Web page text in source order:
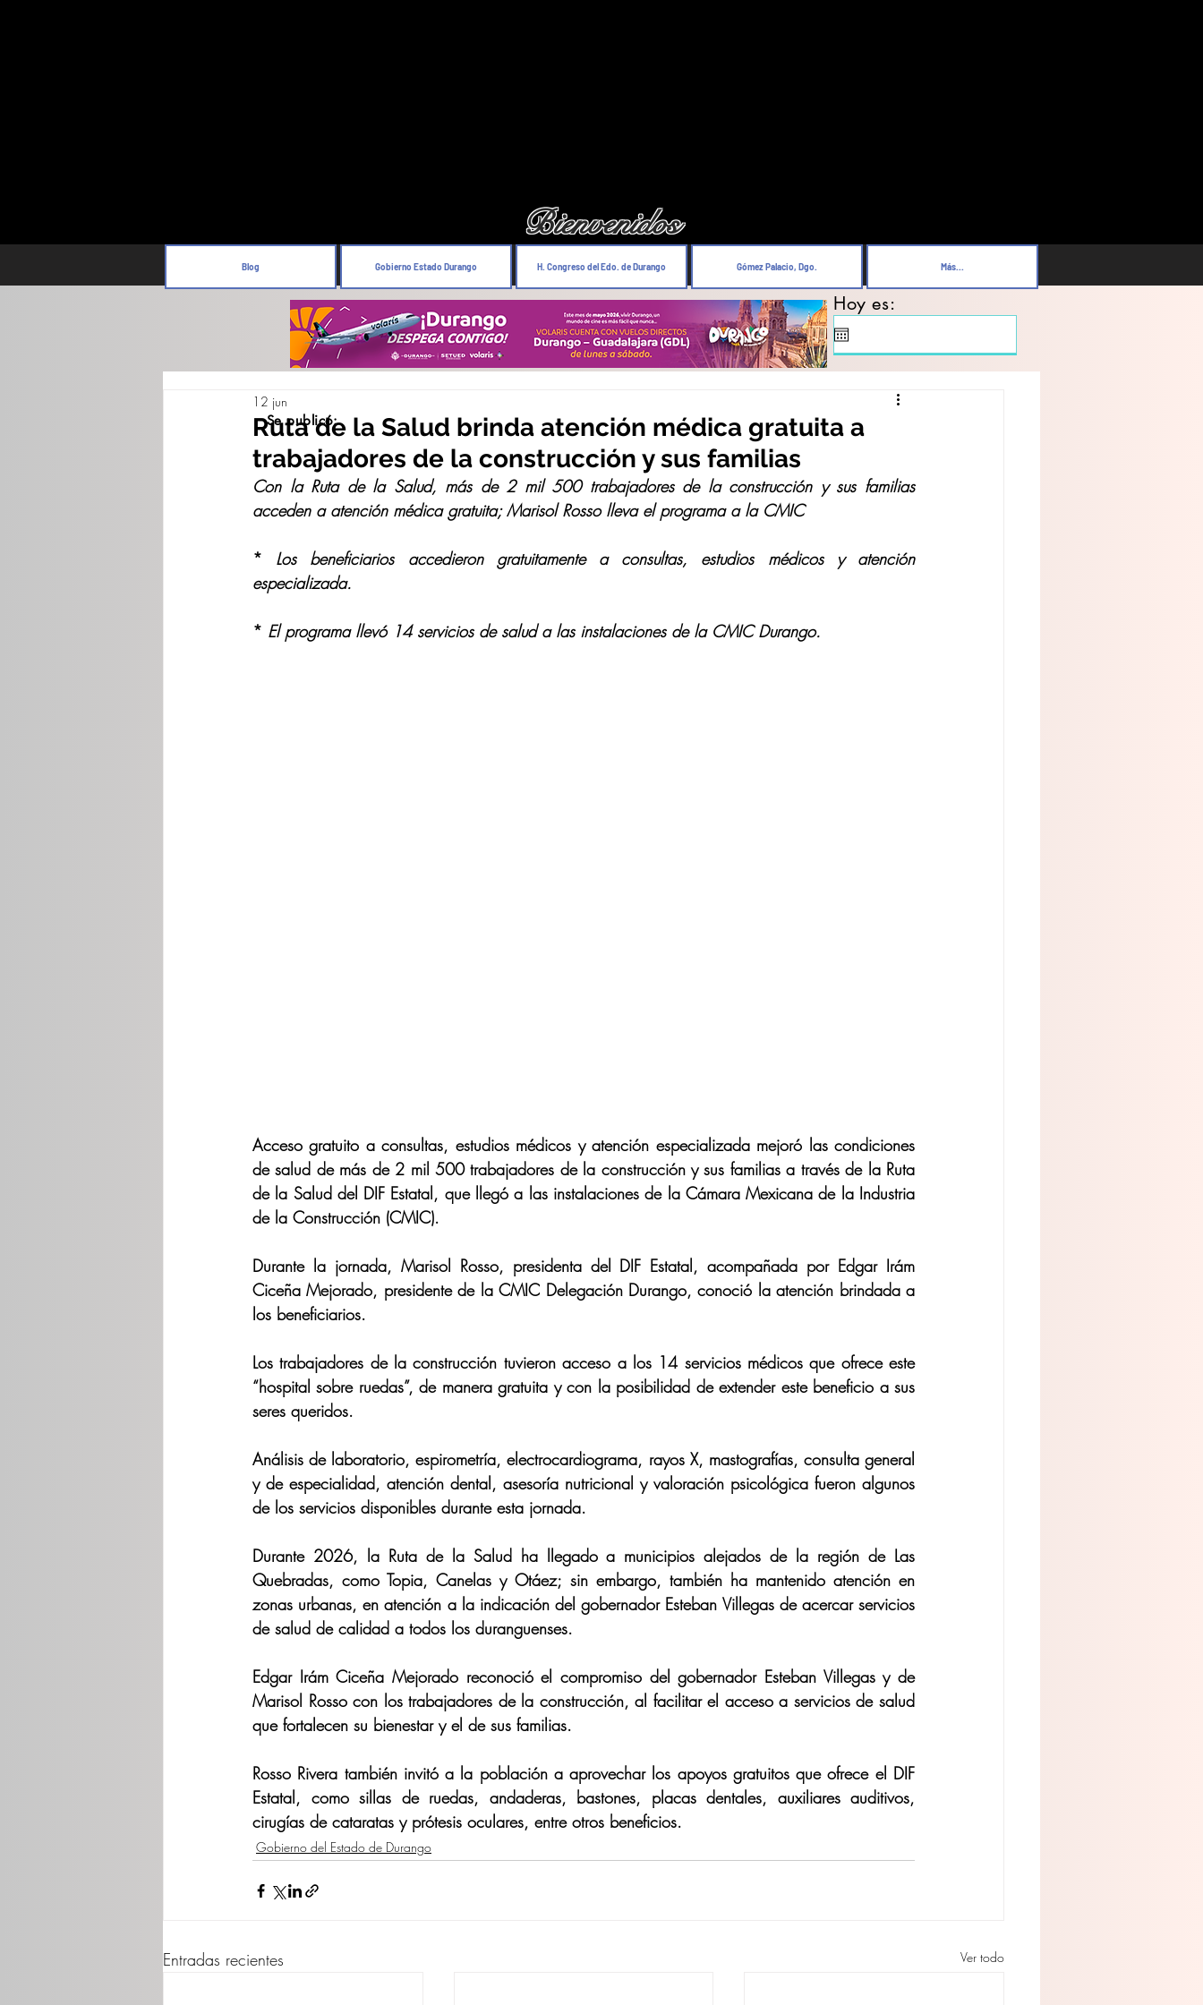
Bienvenidos
Blog Gobierno Estado Durango H. Congreso del Edo. de Durango Gómez Palacio, Dgo. Más...
Hoy es:
Ruta de la Salud brinda atención médica gratuita a
trabajadores de la construcción y sus familias
12 jun
Con la Ruta de la Salud, más de 2 mil 500 trabajadores de la construcción y sus familias
acceden a atención médica gratuita; Marisol Rosso lleva el programa a la CMIC
* Los beneficiarios accedieron gratuitamente a consultas, estudios médicos y atención
especializada.
* El programa llevó 14 servicios de salud a las instalaciones de la CMIC Durango.
Acceso gratuito a consultas, estudios médicos y atención especializada mejoró las condiciones
de salud de más de 2 mil 500 trabajadores de la construcción y sus familias a través de la Ruta
de la Salud del DIF Estatal, que llegó a las instalaciones de la Cámara Mexicana de la Industria
de la Construcción (CMIC).
Durante la jornada, Marisol Rosso, presidenta del DIF Estatal, acompañada por Edgar Irám
Ciceña Mejorado, presidente de la CMIC Delegación Durango, conoció la atención brindada a
los beneficiarios.
Los trabajadores de la construcción tuvieron acceso a los 14 servicios médicos que ofrece este
“hospital sobre ruedas”, de manera gratuita y con la posibilidad de extender este beneficio a sus
seres queridos.
Análisis de laboratorio, espirometría, electrocardiograma, rayos X, mastografías, consulta general
y de especialidad, atención dental, asesoría nutricional y valoración psicológica fueron algunos
de los servicios disponibles durante esta jornada.
Durante 2026, la Ruta de la Salud ha llegado a municipios alejados de la región de Las
Quebradas, como Topia, Canelas y Otáez; sin embargo, también ha mantenido atención en
zonas urbanas, en atención a la indicación del gobernador Esteban Villegas de acercar servicios
de salud de calidad a todos los duranguenses.
Edgar Irám Ciceña Mejorado reconoció el compromiso del gobernador Esteban Villegas y de
Marisol Rosso con los trabajadores de la construcción, al facilitar el acceso a servicios de salud
que fortalecen su bienestar y el de sus familias.
Rosso Rivera también invitó a la población a aprovechar los apoyos gratuitos que ofrece el DIF
Estatal, como sillas de ruedas, andaderas, bastones, placas dentales, auxiliares auditivos,
cirugías de cataratas y prótesis oculares, entre otros beneficios.
Gobierno del Estado de Durango
Entradas recientes Ver todo
Se publicó: